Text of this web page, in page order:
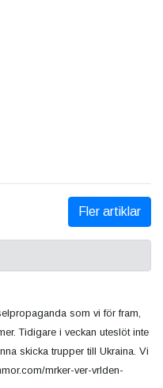
Fler artiklar
som vi för fram,
Tidigare i veckan uteslöt inte
skicka trupper till Ukraina. Vi
mrker-ver-vrlden-